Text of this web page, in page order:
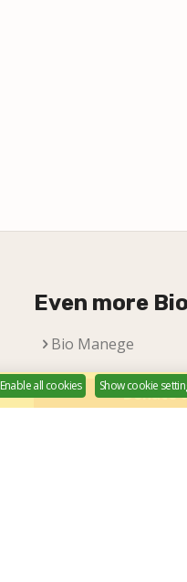
Even more
Bio Manege
Donate
Enable all cookies Show cookie